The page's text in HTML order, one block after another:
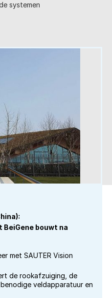
systemen
bouwt na
met SAUTER Vision
de rookafzuiging, de
veldapparatuur en